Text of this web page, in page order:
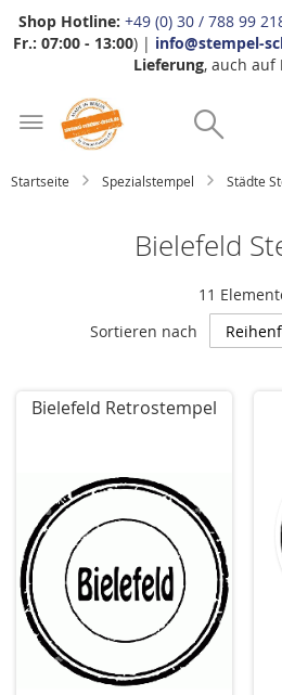
Shop Hotline: +49 (0) 30 / 788 99
Fr.: 07:00 - 13:00) | info@stempel-
Lieferung, auch auf
Startseite Spezialstempel Städte
Bielefeld
11
Sortieren nach
Bielefeld Retrostempel